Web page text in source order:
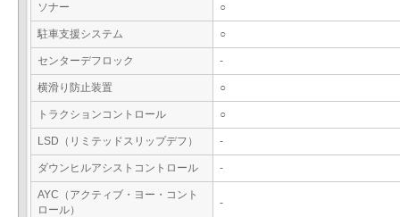
ソナー ○
駐車支援システム ○
センターデフロック -
横滑り防止装置 ○
トラクションコントロール ○
LSD（リミテッドスリップデフ） -
ダウンヒルアシストコントロール -
AYC（アクティブ・ヨー・コント
ロール）
-